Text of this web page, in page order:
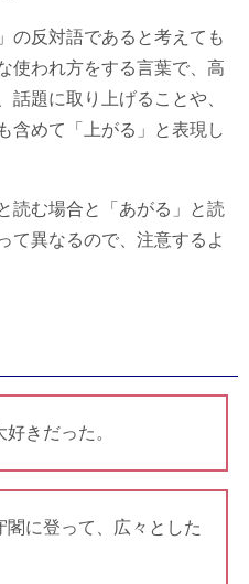
の反対語であると考えても
使われ方をする言葉で、高
話題に取り上げることや、
含めて「上がる」と表現し
読む場合と「あがる」と読
て異なるので、注意するよ
きだった。
閣に登って、広々とした